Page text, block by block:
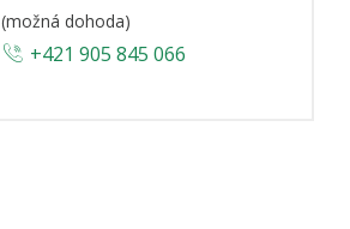
(možná dohoda)
+421 905 845 066